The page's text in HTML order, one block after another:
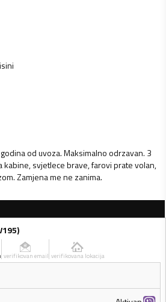
od uvoza. Maksimalno odrzavan. 3
kabine, svjetlece brave, farovi prate volan,
Zamjena me ne zanima.
)
verifikovan email verifikovana lokacija